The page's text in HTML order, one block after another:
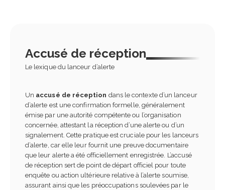
Accusé de réception
Le lexique du lanceur d’alerte
Un accusé de réception dans le contexte d’un lanceur
d’alerte est une confirmation formelle, généralement
émise par une autorité compétente ou l’organisation
concernée, attestant la réception d’une alerte ou d’un
signalement. Cette pratique est cruciale pour les lanceurs
d’alerte, car elle leur fournit une preuve documentaire
que leur alerte a été officiellement enregistrée. L’accusé
de réception sert de point de départ officiel pour toute
enquête ou action ultérieure relative à l’alerte soumise,
assurant ainsi que les préoccupations soulevées par le